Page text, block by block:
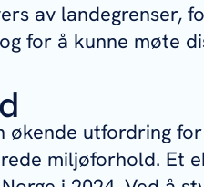
av landegrenser,
for å kunne møte
økende utfordring
miljøforhold. Et